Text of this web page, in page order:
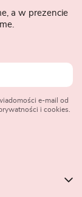
a w prezencie
e-mail od
i cookies.